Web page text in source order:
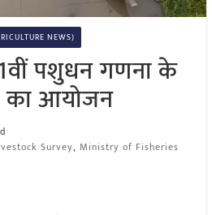
NEWS)
पशुधन गणना के
का आयोजन
Survey, Ministry of Fisheries